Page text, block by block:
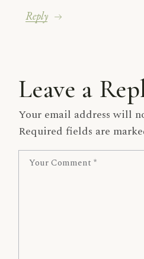
Reply
Leave a
Your email address will
Required fields are